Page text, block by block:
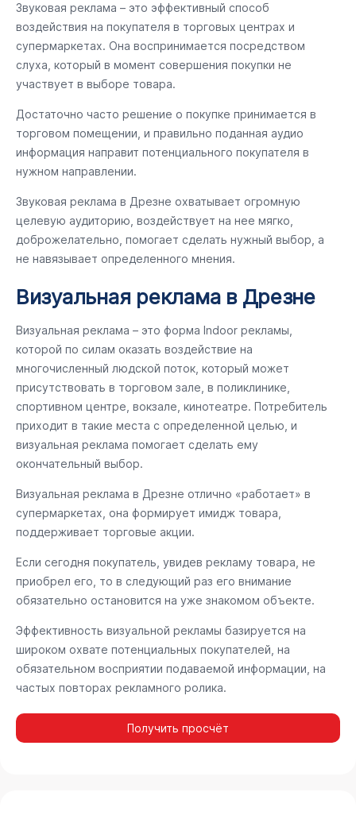
Звуковая реклама – это эффективный способ
воздействия на покупателя в торговых центрах и
супермаркетах. Она воспринимается посредством
слуха, который в момент совершения покупки не
участвует в выборе товара.
Достаточно часто решение о покупке принимается в
торговом помещении, и правильно поданная аудио
информация направит потенциального покупателя в
нужном направлении.
Звуковая реклама в Дрезне охватывает огромную
целевую аудиторию, воздействует на нее мягко,
доброжелательно, помогает сделать нужный выбор, а
не навязывает определенного мнения.
Визуальная реклама в Дрезне
Визуальная реклама – это форма Indoor рекламы,
которой по силам оказать воздействие на
многочисленный людской поток, который может
присутствовать в торговом зале, в поликлинике,
спортивном центре, вокзале, кинотеатре. Потребитель
приходит в такие места с определенной целью, и
визуальная реклама помогает сделать ему
окончательный выбор.
Визуальная реклама в Дрезне отлично «работает» в
супермаркетах, она формирует имидж товара,
поддерживает торговые акции.
Если сегодня покупатель, увидев рекламу товара, не
приобрел его, то в следующий раз его внимание
обязательно остановится на уже знакомом объекте.
Эффективность визуальной рекламы базируется на
широком охвате потенциальных покупателей, на
обязательном восприятии подаваемой информации, на
частых повторах рекламного ролика.
Получить просчёт